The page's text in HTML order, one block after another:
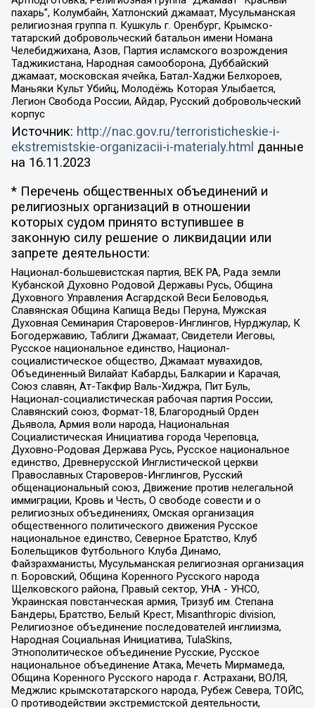
пахарь”, Колумбайн, Хатлонский джамаат, Мусульманская
религиозная группа п. Кушкуль г. Оренбург, Крымско-
татарский добровольческий батальон имени Номана
Челебиджихана, Азов, Партия исламского возрождения
Таджикистана, Народная самооборона, Дуббайский
джамаат, московская ячейка, Батал-Хаджи Белхороев,
Маньяки Культ Убийц, Молодёжь Которая Улыбается,
Легион Свобода России, Айдар, Русский добровольческий
корпус
Источник: http://nac.gov.ru/terroristicheskie-i-
ekstremistskie-organizacii-i-materialy.html данные
на 16.11.2023
* Перечень общественных объединений и
религиозных организаций в отношении
которых судом принято вступившее в
законную силу решение о ликвидации или
запрете деятельности:
Национал-большевистская партия, ВЕК РА, Рада земли
Кубанской Духовно Родовой Державы Русь, Община
Духовного Управления Асгардской Веси Беловодья,
Славянская Община Капища Веды Перуна, Мужская
Духовная Семинария Староверов-Инглингов, Нурджулар, К
Богодержавию, Таблиги Джамаат, Свидетели Иеговы,
Русское национальное единство, Национал-
социалистическое общество, Джамаат мувахидов,
Объединенный Вилайат Кабарды, Балкарии и Карачая,
Союз славян, Ат-Такфир Валь-Хиджра, Пит Буль,
Национал-социалистическая рабочая партия России,
Славянский союз, Формат-18, Благородный Орден
Дьявола, Армия воли народа, Национальная
Социалистическая Инициатива города Череповца,
Духовно-Родовая Держава Русь, Русское национальное
единство, Древнерусской Инглистической церкви
Православных Староверов-Инглингов, Русский
общенациональный союз, Движение против нелегальной
иммиграции, Кровь и Честь, О свободе совести и о
религиозных объединениях, Омская организация
общественного политического движения Русское
национальное единство, Северное Братство, Клуб
Болельщиков Футбольного Клуба Динамо,
Файзрахманисты, Мусульманская религиозная организация
п. Боровский, Община Коренного Русского народа
Щелковского района, Правый сектор, УНА - УНСО,
Украинская повстанческая армия, Тризуб им. Степана
Бандеры, Братство, Белый Крест, Misanthropic division,
Религиозное объединение последователей инглиизма,
Народная Социальная Инициатива, TulaSkins,
Этнополитическое объединение Русские, Русское
национальное объединение Атака, Мечеть Мирмамеда,
Община Коренного Русского народа г. Астрахани, ВОЛЯ,
Меджлис крымскотатарского народа, Рубеж Севера, ТОЙС,
О противодействии экстремистской деятельности,